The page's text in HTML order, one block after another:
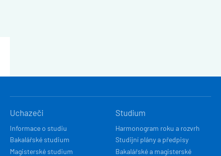
NAVIGACE
Uchazeči
Informace o studiu
Bakalářské studium
Magisterské studium
Studium
Harmonogram roku a rozvrh
Studijní plány a předpisy
Bakalářské a magisterské